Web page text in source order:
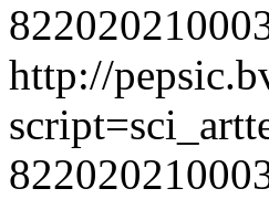
http://